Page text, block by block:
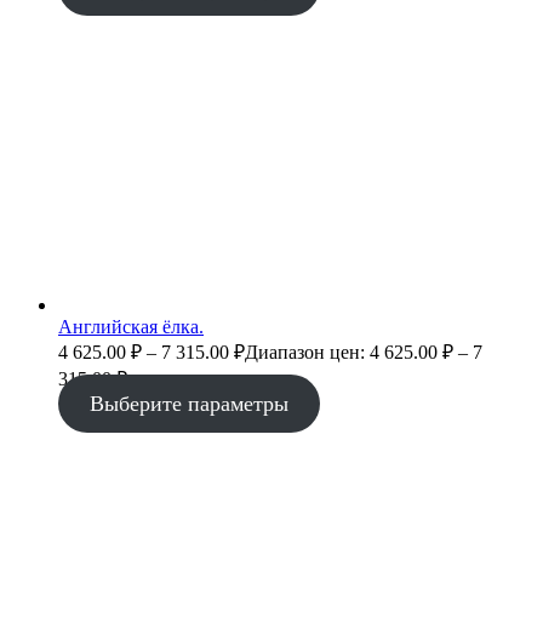
Английская ёлка.
4 625.00 ₽ – 7 315.00 ₽Диапазон цен: 4 625.00 ₽ – 7
315.00 ₽
Выберите параметры